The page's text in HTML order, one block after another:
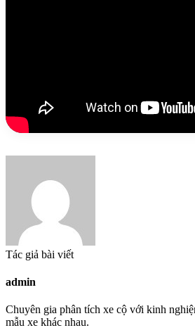
Tác giả bài viết
admin
Chuyên gia phân tích xe cộ với kinh
mẫu xe khác nhau.